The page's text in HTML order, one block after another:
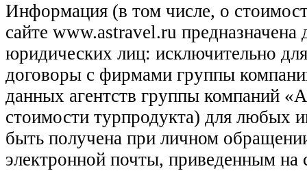
Информация (в том числе, о
сайте www.astravel.ru предназначена
юридических лиц: исключительно
договоры с фирмами группы
данных агентств группы компаний
стоимости турпродукта) для любых
быть получена при личном
электронной почты, приведенным на